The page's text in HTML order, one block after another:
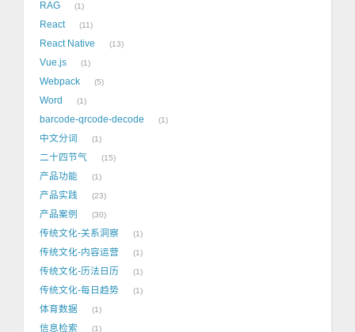
RAG 1
React 11
React Native 13
Vue.js 1
Webpack 5
Word 1
barcode-qrcode-decode 1
中文分词 1
二十四节气 15
产品功能 1
产品实践 23
产品案例 30
传统文化-关系洞察 1
传统文化-内容运营 1
传统文化-历法日历 1
传统文化-每日趋势 1
体育数据 1
信息检索 1